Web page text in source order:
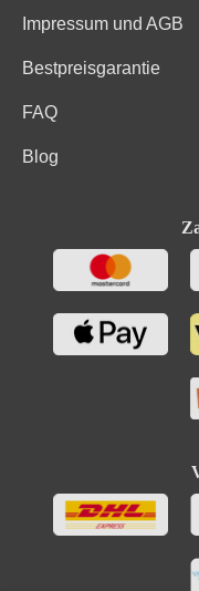
Impressum und AGB
Bestpreisgarantie
FAQ
Blog